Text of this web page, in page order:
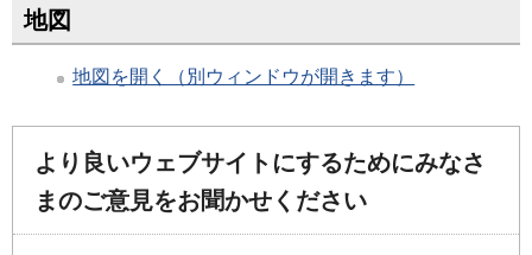
地図
地図を開く（別ウィンドウが開きます）
より良いウェブサイトにするためにみなさ
まのご意見をお聞かせください